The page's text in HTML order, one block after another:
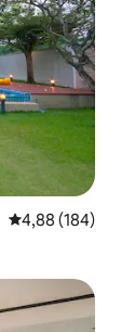
Gemiddelde
4,88 (184)